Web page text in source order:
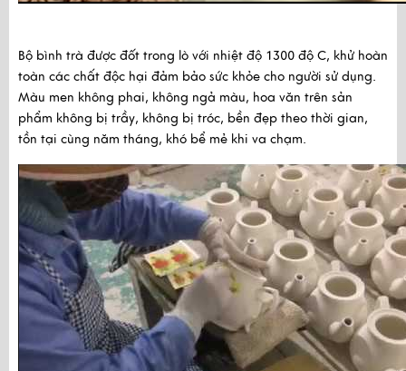
Bộ bình trà được đốt trong lò với nhiệt độ 1300 độ C, khử hoàn
toàn các chất độc hại đảm bảo sức khỏe cho người sử dụng.
Màu men không phai, không ngả màu, hoa văn trên sản
phẩm không bị trầy, không bị tróc, bền đẹp theo thời gian,
tồn tại cùng năm tháng, khó bể mẻ khi va chạm.